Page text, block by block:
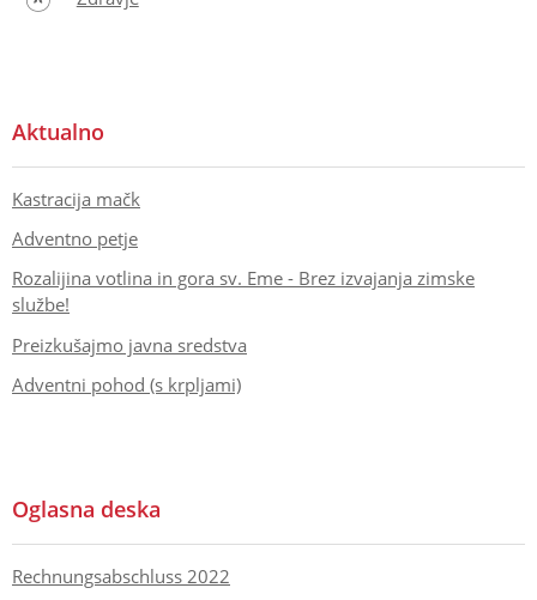
Aktualno
Kastracija mačk
Adventno petje
Rozalijina votlina in gora sv. Eme - Brez izvajanja zimske
službe!
Preizkušajmo javna sredstva
Adventni pohod (s krpljami)
Oglasna deska
Rechnungsabschluss 2022